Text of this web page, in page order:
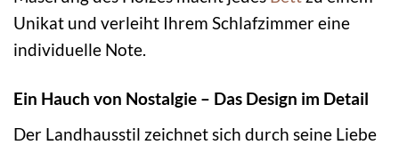
Unikat und verleiht Ihrem Schlafzimmer eine
individuelle Note.
Ein Hauch von Nostalgie – Das Design im Detail
Der Landhausstil zeichnet sich durch seine Liebe